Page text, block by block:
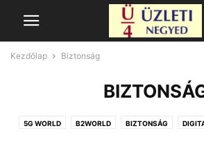
Kezdőlap Biztonság
5G WORLD B2WORLD BIZTONSÁG